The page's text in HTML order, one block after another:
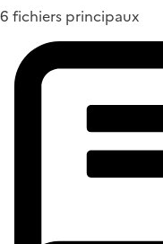
6 fichiers principaux